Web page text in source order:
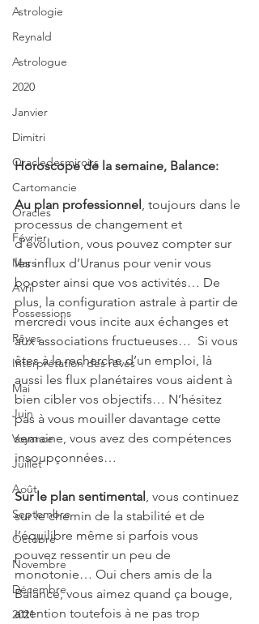
Astrologie
Reynald
Astrologue
2020
Janvier
Dimitri
Oracledesmiroirs
Cartomancie
Oracles
Février
Mars
Avril
Possessions
Rêves
Interprétation des rêves
Mai
Juin
Voyance
Juillet
Août
Septembre
Octobre
Novembre
Décembre
2021
Horoscope de la semaine, Balance:
Au plan professionnel , toujours dans le
processus de changement et
d’évolution, vous pouvez compter sur
les influx d’Uranus pour venir vous
booster ainsi que vos activités… De
plus, la configuration astrale à partir de
mercredi vous incite aux échanges et
aux associations fructueuses…  Si vous
êtes à la recherche d’un emploi, là
aussi les flux planétaires vous aident à
bien cibler vos objectifs… N’hésitez
pas à vous mouiller davantage cette
semaine, vous avez des compétences
insoupçonnées…
Sur le plan sentimental , vous continuez
sur le chemin de la stabilité et de
l’équilibre même si parfois vous
pouvez ressentir un peu de
monotonie… Oui chers amis de la
Balance, vous aimez quand ça bouge,
attention toutefois à ne pas trop